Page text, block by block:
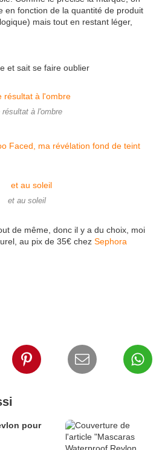
en fonction de la quantité de produit
mais tout en restant léger,
et sait se faire oublier
résultat à l'ombre
et au soleil
de même, donc il y a du choix, moi
au pix de 35€ chez Sephora
pour